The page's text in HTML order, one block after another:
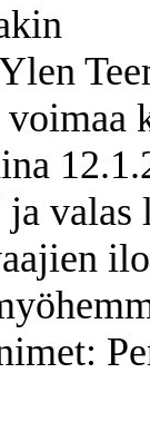
valas